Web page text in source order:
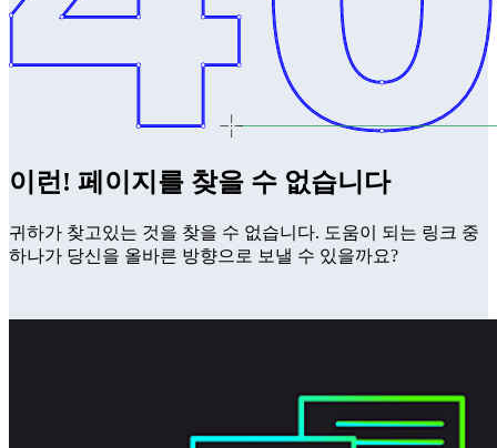
이런! 페이지를 찾을 수 없습니다
귀하가 찾고있는 것을 찾을 수 없습니다. 도움이 되는 링크 중
하나가 당신을 올바른 방향으로 보낼 수 있을까요?